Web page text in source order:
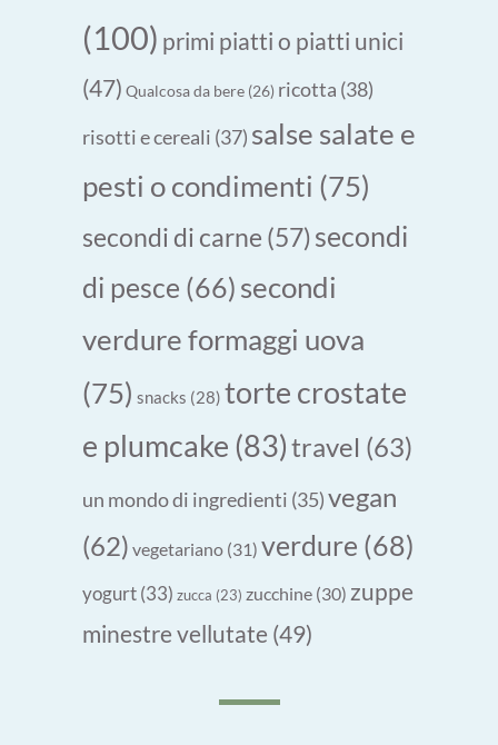
(100) primi piatti o piatti unici
(47) Qualcosa da bere (26) ricotta (38)
risotti e cereali (37) salse salate e
pesti o condimenti (75)
secondi di carne (57)secondi
di pesce (66) secondi
verdure formaggi uova
(75) snacks (28) torte crostate
e plumcake (83)travel (63)
un mondo di ingredienti (35)vegan
(62) vegetariano (31) verdure (68)
yogurt(33) zucca (23) zucchine (30) zuppe
minestre vellutate (49)